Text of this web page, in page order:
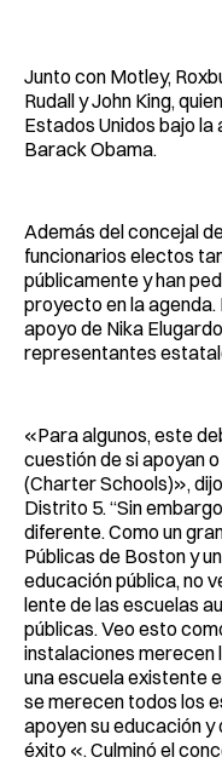
Junto con Motley,
Rudall y John King,
Estados Unidos bajo
Barack Obama.
Además del concejal
funcionarios electos
públicamente y han
proyecto en la
apoyo de Nika
representantes
«Para algunos, este
cuestión de si apoyan
(Charter Schools)»,
Distrito 5. “Sin
diferente. Como un
Públicas de Boston y
educación pública, no
lente de las escuelas
públicas. Veo esto
instalaciones merecen
una escuela existente
se merecen todos los
apoyen su educación
éxito «. Culminó el